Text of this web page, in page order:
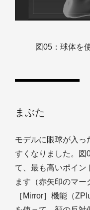
図05：球体を
まぶた
モデルに眼球が入っ
すくなりました。図
て、最も高いポイン
ます（赤矢印のマ
［Mirror］機能（